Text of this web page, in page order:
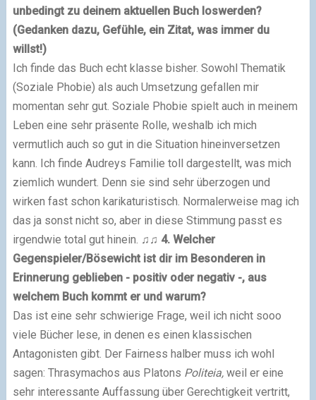
unbedingt zu deinem aktuellen Buch loswerden?
(Gedanken dazu, Gefühle, ein Zitat, was immer du
willst!)
Ich finde das Buch echt klasse bisher. Sowohl Thematik
(Soziale Phobie) als auch Umsetzung gefallen mir
momentan sehr gut. Soziale Phobie spielt auch in meinem
Leben eine sehr präsente Rolle, weshalb ich mich
vermutlich auch so gut in die Situation hineinversetzen
kann. Ich finde Audreys Familie toll dargestellt, was mich
ziemlich wundert. Denn sie sind sehr überzogen und
wirken fast schon karikaturistisch. Normalerweise mag ich
das ja sonst nicht so, aber in diese Stimmung passt es
irgendwie total gut hinein. ♫ ♫ 4. Welcher
Gegenspieler/Bösewicht ist dir im Besonderen in
Erinnerung geblieben - positiv oder negativ -, aus
welchem Buch kommt er und warum?
Das ist eine sehr schwierige Frage, weil ich nicht sooo
viele Bücher lese, in denen es einen klassischen
Antagonisten gibt. Der Fairness halber muss ich wohl
sagen: Thrasymachos aus Platons Politeia, weil er eine
sehr interessante Auffassung über Gerechtigkeit vertritt,